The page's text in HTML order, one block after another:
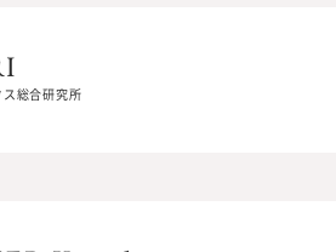
総合研究所
総合研究所